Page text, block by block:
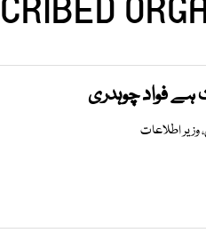
ہے فواد چوہدری
وزیر اطلاعات